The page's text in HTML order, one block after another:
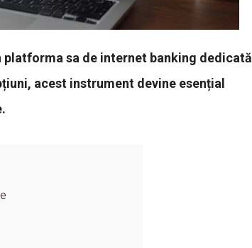
sa de internet banking dedicată
acest instrument devine esențial